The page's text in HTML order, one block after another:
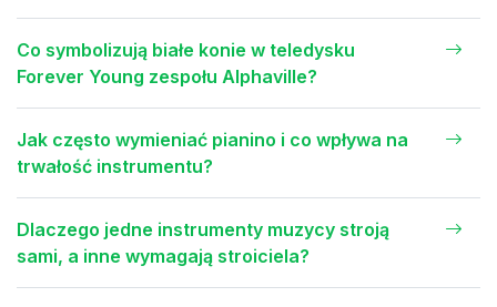
Co symbolizują białe konie w teledysku
Forever Young zespołu Alphaville?
Jak często wymieniać pianino i co wpływa na
trwałość instrumentu?
Dlaczego jedne instrumenty muzycy stroją
sami, a inne wymagają stroiciela?